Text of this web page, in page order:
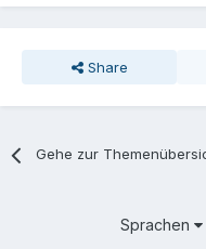
Share
Gehe zur
Sprachen